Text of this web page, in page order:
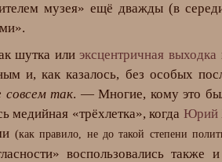
музея» ещё дважды (в
шутка илиэксцентричная выходка
и, как казалось, без особых
совсем так. — Многие, кому это
медийная «трёхлетка», когда Юрий
(как правило, не до такой степени
воспользовались также и